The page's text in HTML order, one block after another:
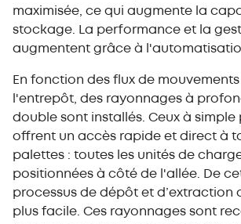
maximisée, ce qui augmente la
stockage. La performance et la
augmentent grâce à
En fonction des flux de
l'entrepôt, des rayonnages à
double sont installés. Ceux à
offrent un accès rapide et direct à
palettes : toutes les unités de
positionnées à côté de l'allée. De
processus de dépôt et d’extraction
plus facile. Ces rayonnages sont